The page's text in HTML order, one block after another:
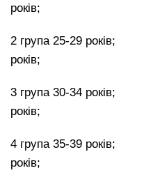
років;
2 група 25-29
років;
3 група 30-34
років;
4 група 35-39
років;